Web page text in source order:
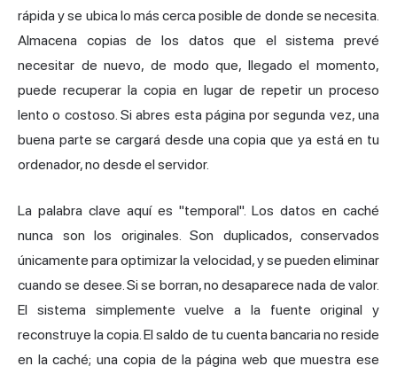
rápida y se ubica lo más cerca posible de donde se necesita.
Almacena copias de los datos que el sistema prevé
necesitar de nuevo, de modo que, llegado el momento,
puede recuperar la copia en lugar de repetir un proceso
lento o costoso. Si abres esta página por segunda vez, una
buena parte se cargará desde una copia que ya está en tu
ordenador, no desde el servidor.
La palabra clave aquí es "temporal". Los datos en caché
nunca son los originales. Son duplicados, conservados
únicamente para optimizar la velocidad, y se pueden eliminar
cuando se desee. Si se borran, no desaparece nada de valor.
El sistema simplemente vuelve a la fuente original y
reconstruye la copia. El saldo de tu cuenta bancaria no reside
en la caché; una copia de la página web que muestra ese